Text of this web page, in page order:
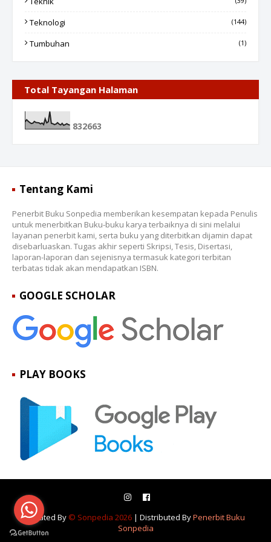
Teknologi (144)
Tumbuhan (1)
Total Tayangan Halaman
832663
Tentang Kami
Penerbit Buku Sonpedia memberikan kesempatan kepada Penulis
untuk menerbitkan Buku-buku karya terbaiknya di sini melalui
layanan penerbit kami, serta buku yang diterbitkan dijamin dapat
disebarluaskan. Tugas akhir seperti Skripsi, Tesis, Disertasi,
laporan-laporan dan sejenisnya termasuk kategori terbitan
terbatas tidak akan mendapatkan ISBN.
GOOGLE SCHOLAR
PLAY BOOKS
Created By © Sonpedia 2026 | Distributed ByPenerbit Buku
Sonpedia